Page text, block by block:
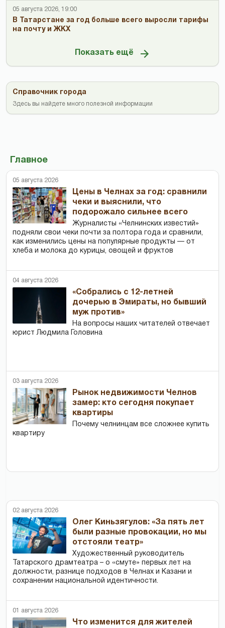
05 августа 2026, 19:00
В Татарстане за год больше всего выросли тарифы
на почту и ЖКХ
Показать ещё
Справочник города
Здесь вы найдете много полезной информации
Главное
05 августа 2026
Цены в Челнах за год: сравнили
чеки и выяснили, что
подорожало сильнее всего
Журналисты «Челнинских известий»
подняли свои чеки почти за полтора года и сравнили,
как изменились цены на популярные продукты — от
хлеба и молока до курицы, овощей и фруктов
04 августа 2026
«Собрались с 12-летней
дочерью в Эмираты, но бывший
муж против»
На вопросы наших читателей отвечает
юрист Людмила Головина
03 августа 2026
Рынок недвижимости Челнов
замер: кто сегодня покупает
квартиры
Почему челнинцам все сложнее купить
квартиру
02 августа 2026
Олег Киньзягулов: «За пять лет
были разные провокации, но мы
отстояли театр»
Художественный руководитель
Татарского драмтеатра – о «смуте» первых лет на
должности, разнице подходов в Челнах и Казани и
сохранении национальной идентичности.
01 августа 2026
Что изменится для жителей